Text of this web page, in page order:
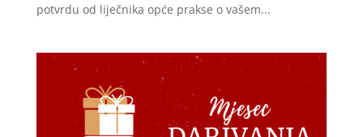
potvrdu od liječnika opće prakse o vašem...